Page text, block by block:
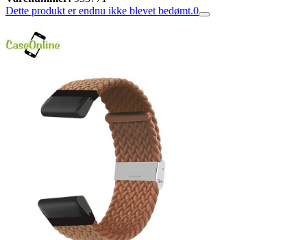
Dette produkt er endnu ikke blevet bedømt.0